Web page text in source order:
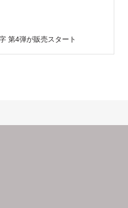
第4弾が販売スタート